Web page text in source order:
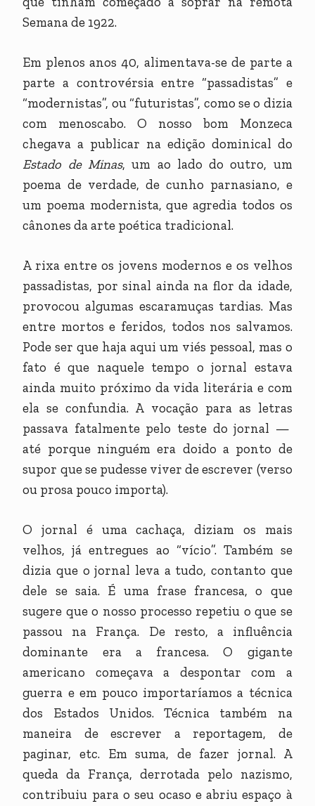
Semana de 1922.
Em plenos anos 40, alimentava-se de parte a
parte a controvérsia entre “passadistas” e
“modernistas”, ou “futuristas”, como se o dizia
com menoscabo. O nosso bom Monzeca
chegava a publicar na edição dominical do
Estado de Minas, um ao lado do outro, um
poema de verdade, de cunho parnasiano, e
um poema modernista, que agredia todos os
cânones da arte poética tradicional.
A rixa entre os jovens modernos e os velhos
passadistas, por sinal ainda na flor da idade,
provocou algumas escaramuças tardias. Mas
entre mortos e feridos, todos nos salvamos.
Pode ser que haja aqui um viés pessoal, mas o
fato é que naquele tempo o jornal estava
ainda muito próximo da vida literária e com
ela se confundia. A vocação para as letras
passava fatalmente pelo teste do jornal —
até porque ninguém era doido a ponto de
supor que se pudesse viver de escrever (verso
ou prosa pouco importa).
O jornal é uma cachaça, diziam os mais
velhos, já entregues ao “vício”. Também se
dizia que o jornal leva a tudo, contanto que
dele se saia. É uma frase francesa, o que
sugere que o nosso processo repetiu o que se
passou na França. De resto, a influência
dominante era a francesa. O gigante
americano começava a despontar com a
guerra e em pouco importaríamos a técnica
dos Estados Unidos. Técnica também na
maneira de escrever a reportagem, de
paginar, etc. Em suma, de fazer jornal. A
queda da França, derrotada pelo nazismo,
contribuiu para o seu ocaso e abriu espaço à